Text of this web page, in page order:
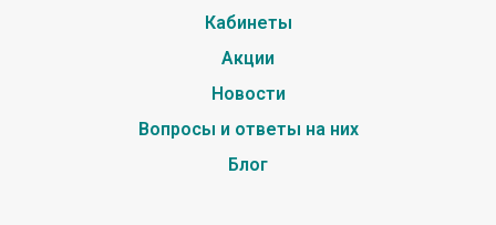
Кабинеты
Акции
Новости
Вопросы и ответы на них
Блог